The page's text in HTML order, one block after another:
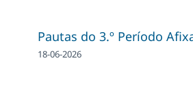
Pautas do 3.º Período
18-06-2026